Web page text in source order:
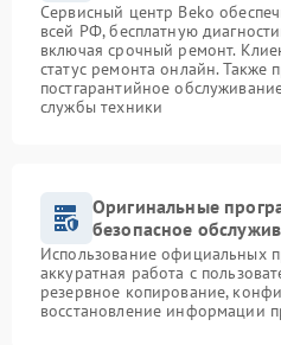
Сервисный центр Beko
всей РФ, бесплатную
включая срочный ремонт.
статус ремонта онлайн. Также
постгарантийное
службы техники
Оригинальные
безопасное
Использование официальных
аккуратная работа с
резервное копирование,
восстановление информации